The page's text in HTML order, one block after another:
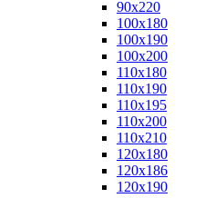
90x220
100x180
100x190
100x200
110x180
110x190
110x195
110x200
110x210
120x180
120x186
120x190